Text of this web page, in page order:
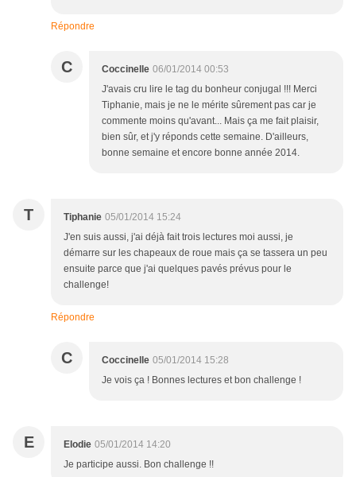
Répondre
C Coccinelle 06/01/2014 00:53
J'avais cru lire le tag du bonheur conjugal !!! Merci
Tiphanie, mais je ne le mérite sûrement pas car je
commente moins qu'avant... Mais ça me fait plaisir,
bien sûr, et j'y réponds cette semaine. D'ailleurs,
bonne semaine et encore bonne année 2014.
T Tiphanie 05/01/2014 15:24
J'en suis aussi, j'ai déjà fait trois lectures moi aussi, je
démarre sur les chapeaux de roue mais ça se tassera un peu
ensuite parce que j'ai quelques pavés prévus pour le
challenge!
Répondre
C Coccinelle 05/01/2014 15:28
Je vois ça ! Bonnes lectures et bon challenge !
E Elodie 05/01/2014 14:20
Je participe aussi. Bon challenge !!